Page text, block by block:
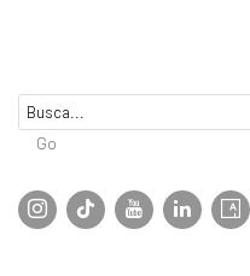
Go